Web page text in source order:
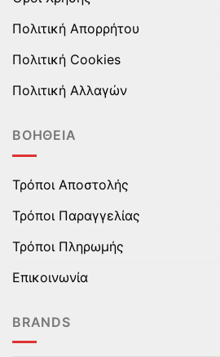
Πολιτική Απορρήτου
Πολιτική Cookies
Πολιτική Αλλαγών
ΒΟΉΘΕΙΑ
Τρόποι Αποστολής
Τρόποι Παραγγελίας
Τρόποι Πληρωμής
Επικοινωνία
BRANDS